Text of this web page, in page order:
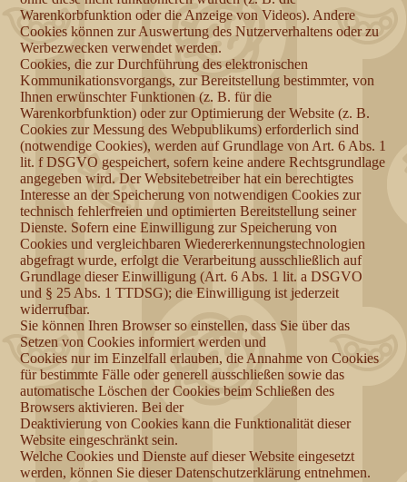
Warenkorbfunktion oder die Anzeige von Videos). Andere
Cookies können zur Auswertung des Nutzerverhaltens oder zu
Werbezwecken verwendet werden.
Cookies, die zur Durchführung des elektronischen
Kommunikationsvorgangs, zur Bereitstellung bestimmter, von
Ihnen erwünschter Funktionen (z. B. für die
Warenkorbfunktion) oder zur Optimierung der Website (z. B.
Cookies zur Messung des Webpublikums) erforderlich sind
(notwendige Cookies), werden auf Grundlage von Art. 6 Abs. 1
lit. f DSGVO gespeichert, sofern keine andere Rechtsgrundlage
angegeben wird. Der Websitebetreiber hat ein berechtigtes
Interesse an der Speicherung von notwendigen Cookies zur
technisch fehlerfreien und optimierten Bereitstellung seiner
Dienste. Sofern eine Einwilligung zur Speicherung von
Cookies und vergleichbaren Wiedererkennungstechnologien
abgefragt wurde, erfolgt die Verarbeitung ausschließlich auf
Grundlage dieser Einwilligung (Art. 6 Abs. 1 lit. a DSGVO
und § 25 Abs. 1 TTDSG); die Einwilligung ist jederzeit
widerrufbar.
Sie können Ihren Browser so einstellen, dass Sie über das
Setzen von Cookies informiert werden und
Cookies nur im Einzelfall erlauben, die Annahme von Cookies
für bestimmte Fälle oder generell ausschließen sowie das
automatische Löschen der Cookies beim Schließen des
Browsers aktivieren. Bei der
Deaktivierung von Cookies kann die Funktionalität dieser
Website eingeschränkt sein.
Welche Cookies und Dienste auf dieser Website eingesetzt
werden, können Sie dieser Datenschutzerklärung entnehmen.